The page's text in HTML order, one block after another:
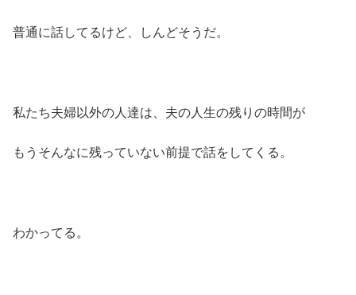
普通に話してるけど、しんどそうだ。
私たち夫婦以外の人達は、夫の人生の残りの時間が
もうそんなに残っていない前提で話をしてくる。
わかってる。